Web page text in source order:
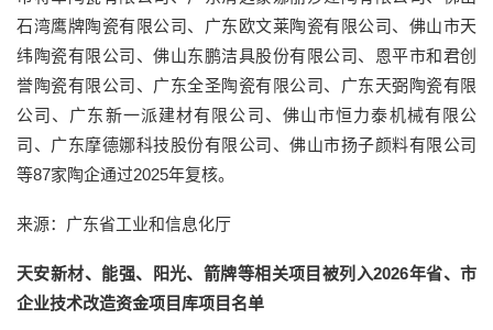
石湾鹰牌陶瓷有限公司、广东欧文莱陶瓷有限公司、佛山市天
纬陶瓷有限公司、佛山东鹏洁具股份有限公司、恩平市和君创
誉陶瓷有限公司、广东全圣陶瓷有限公司、广东天弼陶瓷有限
公司、广东新一派建材有限公司、佛山市恒力泰机械有限公
司、广东摩德娜科技股份有限公司、佛山市扬子颜料有限公司
等87家陶企通过2025年复核。
来源：广东省工业和信息化厅
天安新材、能强、阳光、箭牌等相关项目被列入2026年省、市
企业技术改造资金项目库项目名单